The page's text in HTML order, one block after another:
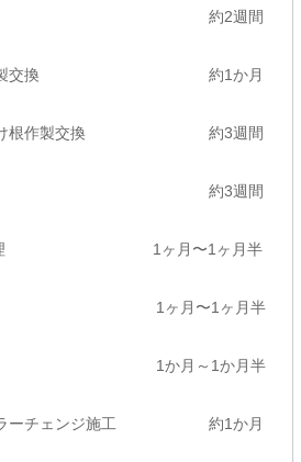
ー交換 約2週間
ダー作製交換 約1か月
ー付け根作製交換 約3週間
作製交換 約3週間
製修理 1ヶ月〜1ヶ月半
換 1ヶ月〜1ヶ月半
交換 1か月～1か月半
/カラーチェンジ施工 約1か月